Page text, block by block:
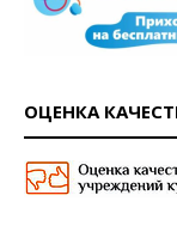
ОЦЕНКА